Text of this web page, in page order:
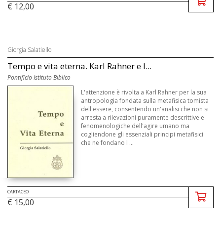
€ 12,00
Giorgia Salatiello
Tempo e vita eterna. Karl Rahner e l...
Pontificio Istituto Biblico
L'attenzione è rivolta a Karl Rahner per la sua
antropologia fondata sulla metafisica tomista
dell'essere, consentendo un'analisi che non si
arresta a rilevazioni puramente descrittive e
fenomenologiche dell'agire umano ma
cogliendone gli essenziali principi metafisici
che ne fondano l ...
CARTACEO
€ 15,00